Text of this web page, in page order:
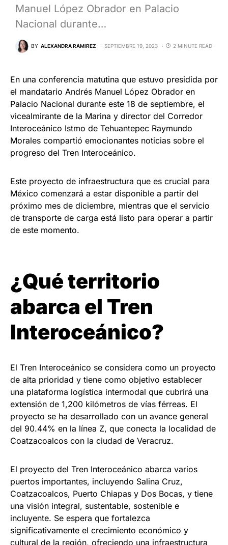
Manuel López Obrador en Palacio
Nacional durante…
BY ALEXANDRA RAMIREZ SEPTIEMBRE 19, 2023 2 MINUTE READ
En una conferencia matutina que estuvo presidida por
el mandatario Andrés Manuel López Obrador en
Palacio Nacional durante este 18 de septiembre, el
vicealmirante de la Marina y director del Corredor
Interoceánico Istmo de Tehuantepec Raymundo
Morales compartió emocionantes noticias sobre el
progreso del Tren Interoceánico.
Este proyecto de infraestructura que es crucial para
México comenzará a estar disponible a partir del
próximo mes de diciembre, mientras que el servicio
de transporte de carga está listo para operar a partir
de este momento.
¿Qué territorio
abarca el Tren
Interoceánico?
El Tren Interoceánico se considera como un proyecto
de alta prioridad y tiene como objetivo establecer
una plataforma logística intermodal que cubrirá una
extensión de 1,200 kilómetros de vías férreas. El
proyecto se ha desarrollado con un avance general
del 90.44% en la línea Z, que conecta la localidad de
Coatzacoalcos con la ciudad de Veracruz.
El proyecto del Tren Interoceánico abarca varios
puertos importantes, incluyendo Salina Cruz,
Coatzacoalcos, Puerto Chiapas y Dos Bocas, y tiene
una visión integral, sustentable, sostenible e
incluyente. Se espera que fortalezca
significativamente el crecimiento económico y
cultural de la región, ofreciendo una infraestructura